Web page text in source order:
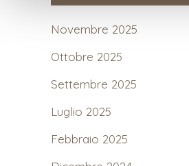
Novembre 2025
Ottobre 2025
Settembre 2025
Luglio 2025
Febbraio 2025